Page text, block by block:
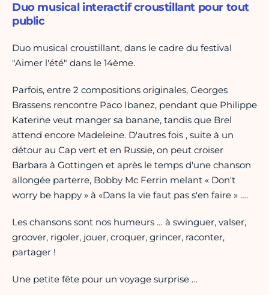
Duo musical interactif croustillant pour tout
public
Duo musical croustillant, dans le cadre du festival
"Aimer l'été" dans le 14ème.
Parfois, entre 2 compositions originales, Georges
Brassens rencontre Paco Ibanez, pendant que Philippe
Katerine veut manger sa banane, tandis que Brel
attend encore Madeleine. D'autres fois , suite à un
détour au Cap vert et en Russie, on peut croiser
Barbara à Gottingen et après le temps d'une chanson
allongée parterre, Bobby Mc Ferrin melant « Don't
worry be happy » à «Dans la vie faut pas s'en faire » ….
Les chansons sont nos humeurs … à swinguer, valser,
groover, rigoler, jouer, croquer, grincer, raconter,
partager !
Une petite fête pour un voyage surprise …